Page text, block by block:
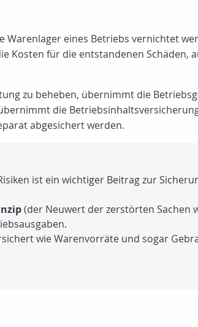
eines Betriebs vernichtet
für die entstandenen Schäden,
zu beheben, übernimmt die
die
abgesichert werden.
ist ein wichtiger Beitrag zur
(der Neuwert der zerstörten Sachen
wie Warenvorräte und sogar